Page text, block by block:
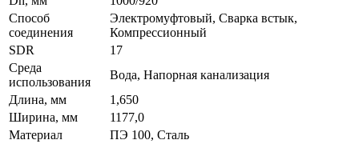
Способ
соединения
Электромуфтовый, Сварка встык,
Компрессионный
SDR
17
Среда
использования
Вода, Напорная канализация
Длина, мм
1,650
Ширина, мм
1177,0
Материал
ПЭ 100, Сталь